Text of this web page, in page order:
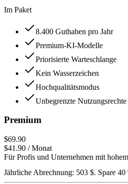
Im Paket
8.400 Guthaben pro Jahr
Premium-KI-Modelle
Priorisierte Warteschlange
Kein Wasserzeichen
Hochqualitätsmodus
Unbegrenzte Nutzungsrechte
Premium
$69.90
$41.90 / Monat
Für Profis und Unternehmen mit
Jährliche Abrechnung: 503 $. Spare 40